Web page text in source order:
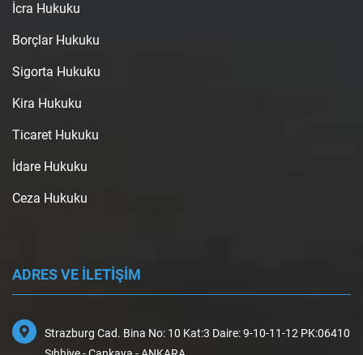
İcra Hukuku
Borçlar Hukuku
Sigorta Hukuku
Kira Hukuku
Ticaret Hukuku
İdare Hukuku
Ceza Hukuku
ADRES VE İLETİŞİM
Strazburg Cad. Bina No: 10 Kat:3 Daire: 9-10-11-12 PK:06410